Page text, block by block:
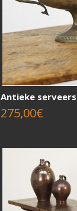
Antieke
275,00€